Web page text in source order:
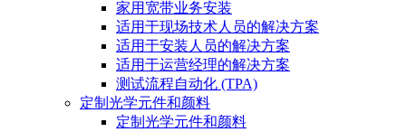
家用宽带业务安装
适用于现场技术人员的解决方案
适用于安装人员的解决方案
适用于运营经理的解决方案
测试流程自动化 (TPA)
定制光学元件和颜料
定制光学元件和颜料